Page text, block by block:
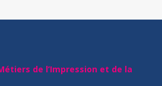
de l’Impression et de la